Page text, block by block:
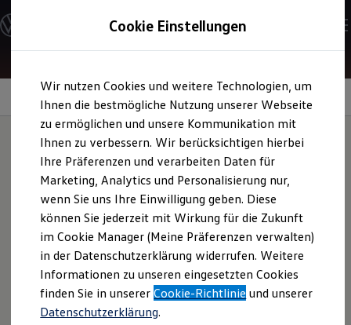
Hauptinhalt
springen
Footer
springen
Modelle und Konfigurator
Konfigurator
Modelle vergleichen
Elektroautos
ENERGY Sondermodelle
Nutzfahrzeuge
SUV und CUV
Familienautos
Kombis
Kompaktwagen
Sportwagen
Schnell verfügbare Fahrzeuge
Angebote und Produkte
Aktuelle Angebote
E-Auto-Förderung
Volkswagen Marktplatz
Die ENERGY Sondermodelle
Junge Gebrauchtwagen und Gebrauchtwagen
Volkswagen Zertifizierte Gebrauchtwagen
Elektromobilität bei Gebrauchtwagen
Information
EU-Reifenlabel
Sicherheit, Komfort, Energieverbrauch – all das
hängt auch von Ihren Reifen ab
Das EU-Reifenlabel ist für fabrikneue Reifen Pflicht und gilt
seit 2012. Ab dem 1. Mai 2021 hat das Label ein neues
Design bekommen und beinhaltet zahlreiche neue
Cookie Einstellungen
Wir nutzen Cookies und weitere Technologien, um
Ihnen die bestmögliche Nutzung unserer Webseite
zu ermöglichen und unsere Kommunikation mit
Ihnen zu verbessern. Wir berücksichtigen hierbei
Ihre Präferenzen und verarbeiten Daten für
Marketing, Analytics und Personalisierung nur,
wenn Sie uns Ihre Einwilligung geben. Diese
können Sie jederzeit mit Wirkung für die Zukunft
im Cookie Manager (Meine Präferenzen verwalten)
in der Datenschutzerklärung widerrufen. Weitere
Informationen zu unseren eingesetzten Cookies
finden Sie in unsererCookie-Richtlinie und unserer
Datenschutzerklärung.